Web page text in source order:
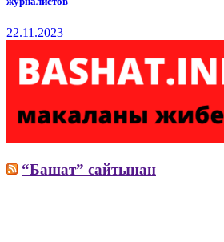
22.11.2023
“Башат” сайтынан